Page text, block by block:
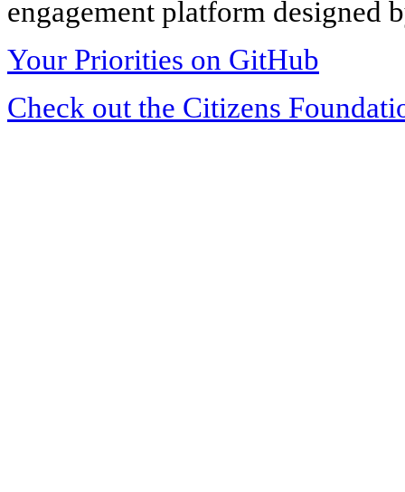
engagement platform designed
Your Priorities on GitHub
Check out the Citizens